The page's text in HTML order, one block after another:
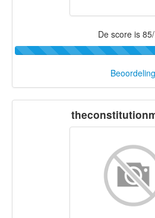
De score is
Beoordeling